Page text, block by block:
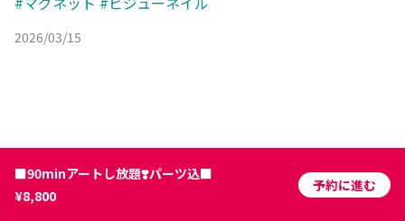
2026/03/15
■90minアートし放題❣️パーツ込■
¥8,800
予約に進む